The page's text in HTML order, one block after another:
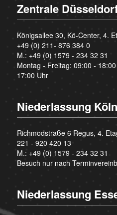
Zentrale
Königsallee 30, Kö-Center, 4.
+49 (0) 211- 876 384 0
M.: +49 (0) 1579 - 234 32 31
Montag - Freitag: 09:00 -
17:00 Uhr
Niederlassung Köln
Richmodstraße 6 Regus, 4.
221 - 920 420 13
M.: +49 (0) 1579 - 234 32 31
Besuch nur nach
Niederlassung